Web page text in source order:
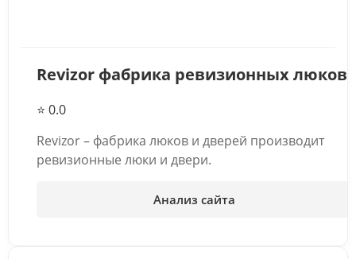
Revizor фабрика ревизионных люков
⭐ 0.0
Revizor – фабрика люков и дверей производит
ревизионные люки и двери.
Анализ сайта